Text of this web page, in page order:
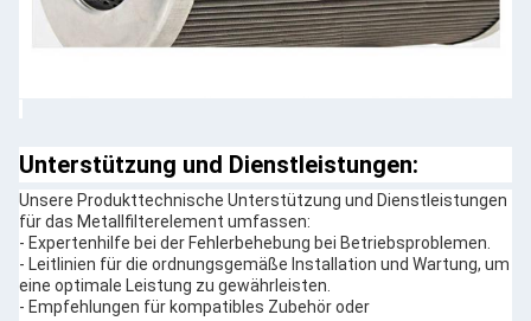
Unterstützung und Dienstleistungen:
Unsere Produkttechnische Unterstützung und Dienstleistungen
für das Metallfilterelement umfassen:
- Expertenhilfe bei der Fehlerbehebung bei Betriebsproblemen.
- Leitlinien für die ordnungsgemäße Installation und Wartung, um
eine optimale Leistung zu gewährleisten.
- Empfehlungen für kompatibles Zubehör oder